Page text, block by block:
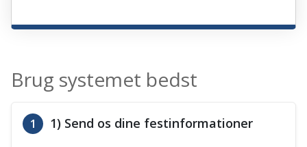
Brug systemet bedst
1 1) Send os dine festinformationer